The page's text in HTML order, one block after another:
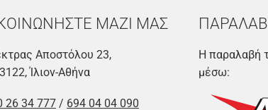
ΜΑΖΙ ΜΑΣ
Αποστόλου 23,
Ίλιον-Αθήνα
26 34 777 / 694 04 04 090
Η παραλαβή
μέσω: